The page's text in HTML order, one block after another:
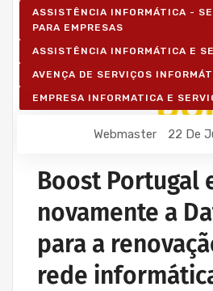
ASSISTÊNCIA INFORMÁTICA -
PARA EMPRESAS
ASSISTÊNCIA INFORMÁTICA E
AVENÇA DE SERVIÇOS
EMPRESA INFORMATICA E
Webmaster 22 De
Boost Portugal
novamente a
para a
rede